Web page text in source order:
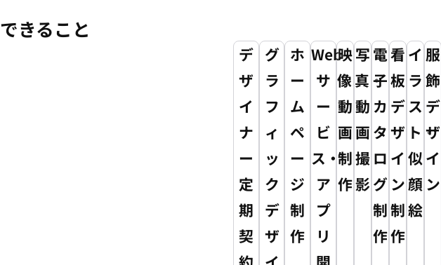
できること
デ
ザ
イ
ナ
ー
定
期
契
グ
ラ
フ
ィ
ッ
ク
デ
ザ
ホ
ー
ム
ペ
ー
ジ
制
作
Web
サ
ー
ビ
ス・
ア
プ
リ
映
像・
動
画
制
作
写
真・
動
画
撮
影
電
子
カ
タ
ロ
グ
制
作
看
板
デ
ザ
イ
ン
制
作
イ
ラ
ス
ト・
似
顔
絵
服
飾
デ
ザ
イ
ン